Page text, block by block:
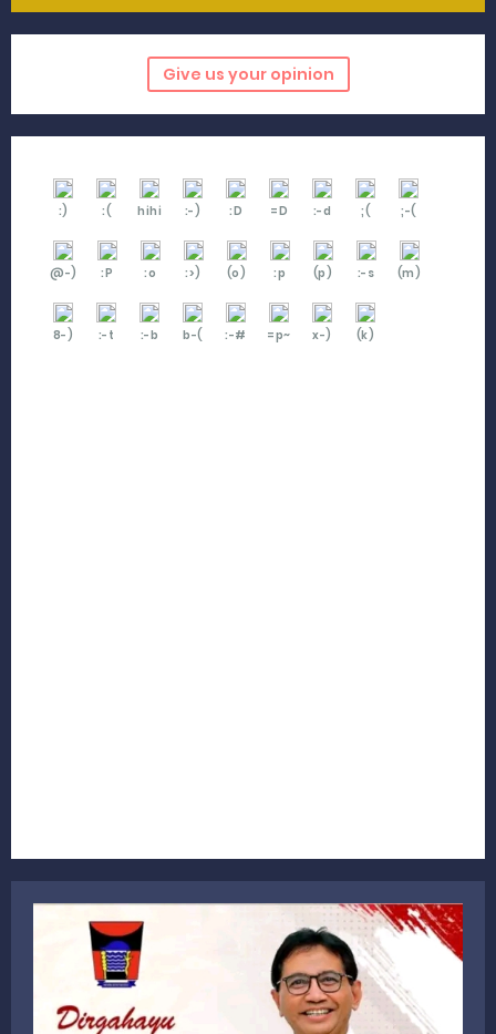
Give us your opinion
:) :( hihi :-) :D =D :-d ;( ;-(
@-) :P :o :>) (o) :p (p) :-s (m)
8-) :-t :-b b-( :-# =p~ x-) (k)